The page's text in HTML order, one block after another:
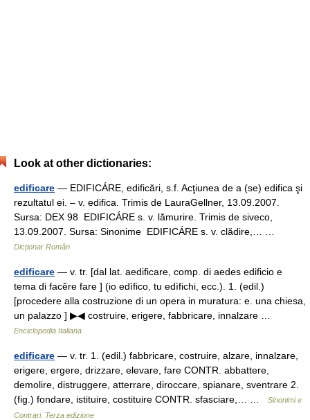
Look at other dictionaries:
edificare — EDIFICÁRE, edificări, s.f. Acţiunea de a (se) edifica şi
rezultatul ei. – v. edifica. Trimis de LauraGellner, 13.09.2007.
Sursa: DEX 98 EDIFICÁRE s. v. lămurire. Trimis de siveco,
13.09.2007. Sursa: Sinonime EDIFICÁRE s. v. clădire,… …
Dicționar Român
edificare — v. tr. [dal lat. aedificare, comp. di aedes edificio e
tema di facĕre fare ] (io edìfico, tu edìfichi, ecc.). 1. (edil.)
[procedere alla costruzione di un opera in muratura: e. una chiesa,
un palazzo ] ▶◀ costruire, erigere, fabbricare, innalzare …
Enciclopedia Italiana
edificare — v. tr. 1. (edil.) fabbricare, costruire, alzare, innalzare,
erigere, ergere, drizzare, elevare, fare CONTR. abbattere,
demolire, distruggere, atterrare, diroccare, spianare, sventrare 2.
(fig.) fondare, istituire, costituire CONTR. sfasciare,… …
Sinonimi e
Contrari. Terza edizione